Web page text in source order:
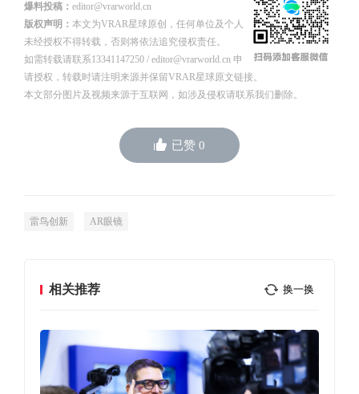
爆料投稿： editor@vrarworld.cn
版权声明： 本文为VRAR星球原创，任何单位及个人
未经授权不得转载，否则将依法追究侵权责任。
如需转载请联系13341147250 / editor@vrarworld.cn 申
请授权，转载时请注明来源并保留VRAR星球原文链接。
本文部分图片及视频来源于互联网，如涉及侵权请联系我们删除。
已赞 0
雷鸟创新 AR眼镜
相关推荐 换一换